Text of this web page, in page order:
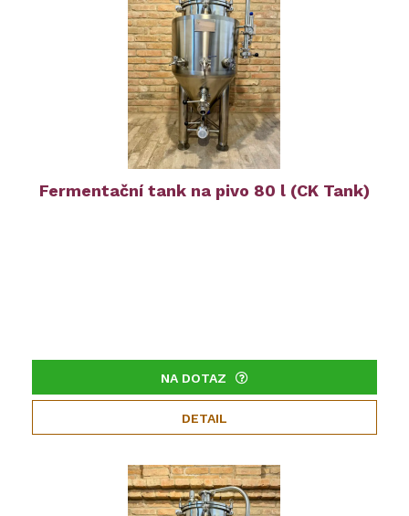
Fermentační tank na pivo 80 l (CK Tank)
NA DOTAZ
DETAIL